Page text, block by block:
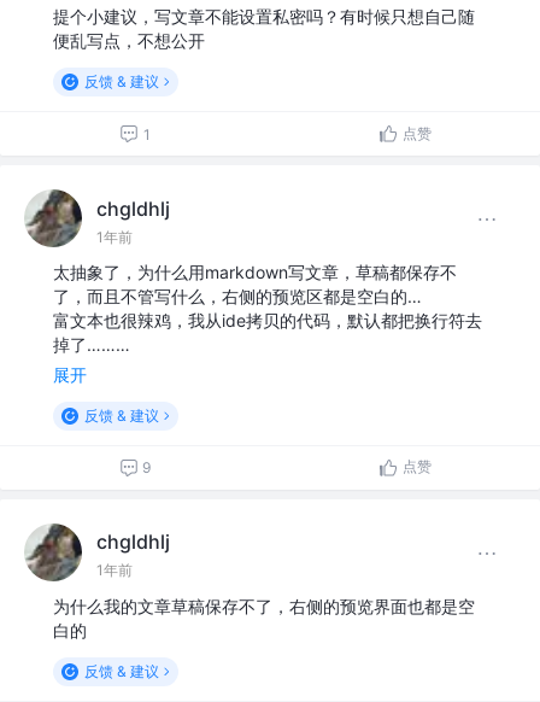
提个小建议，写文章不能设置私密吗？有时候只想自己随
便乱写点，不想公开
反馈 & 建议
1 点赞
chgldhlj
1年前
太抽象了，为什么用markdown写文章，草稿都保存不
了，而且不管写什么，右侧的预览区都是空白的…
富文本也很辣鸡，我从ide拷贝的代码，默认都把换行符去
掉了………
展开
反馈 & 建议
9 点赞
chgldhlj
1年前
为什么我的文章草稿保存不了，右侧的预览界面也都是空
白的
反馈 & 建议